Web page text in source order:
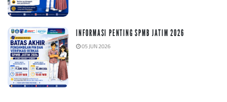
INFORMASI PENTING SPMB JATIM 2026
05 JUN 2026